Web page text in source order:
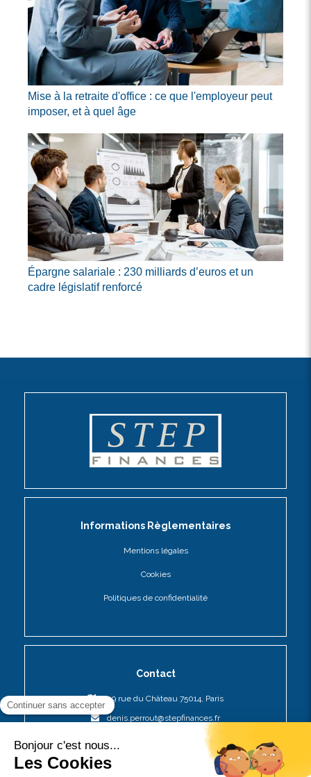
Mise à la retraite d'office : ce que l'employeur peut
imposer, et à quel âge
Épargne salariale : 230 milliards d’euros et un
cadre législatif renforcé
Informations Règlementaires
Mentions légales
Cookies
Politiques de confidentialité
Contact
109 rue du Château 75014, Paris
denis.perrout@stepfinances.fr